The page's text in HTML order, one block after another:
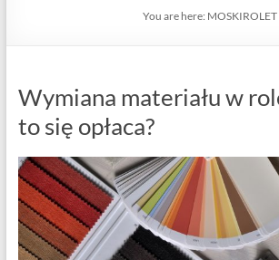
You are here: MOSKIROLET
Wymiana materiału w
to się opłaca?